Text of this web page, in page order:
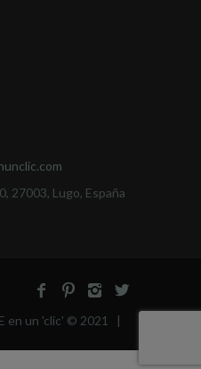
27003, Lugo, España
en un 'clic' © 2021 |